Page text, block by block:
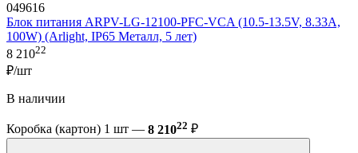
049616
Блок питания ARPV-LG-12100-PFC-VCA (10.5-13.5V, 8.33A,
100W) (Arlight, IP65 Металл, 5 лет)
8 21022
₽/шт
В наличии
Коробка (картон) 1 шт — 8 21022 ₽